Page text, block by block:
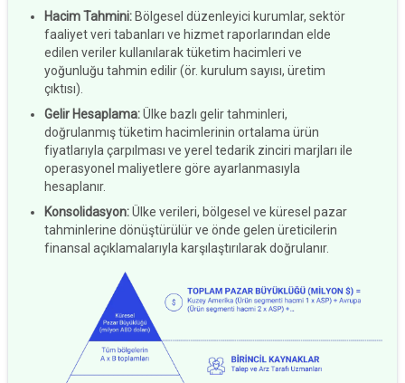
Hacim Tahmini: Bölgesel düzenleyici kurumlar, sektör
faaliyet veri tabanları ve hizmet raporlarından elde
edilen veriler kullanılarak tüketim hacimleri ve
yoğunluğu tahmin edilir (ör. kurulum sayısı, üretim
çıktısı).
Gelir Hesaplama:Ülke bazlı gelir tahminleri,
doğrulanmış tüketim hacimlerinin ortalama ürün
fiyatlarıyla çarpılması ve yerel tedarik zinciri marjları ile
operasyonel maliyetlere göre ayarlanmasıyla
hesaplanır.
Konsolidasyon:Ülke verileri, bölgesel ve küresel pazar
tahminlerine dönüştürülür ve önde gelen üreticilerin
finansal açıklamalarıyla karşılaştırılarak doğrulanır.